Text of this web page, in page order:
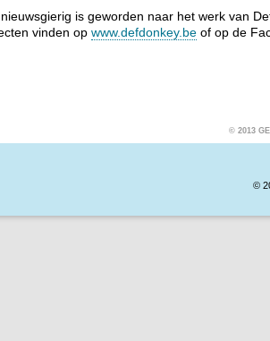
is geworden naar het werk van
vinden op www.defdonkey.be of op de
© 2013
©